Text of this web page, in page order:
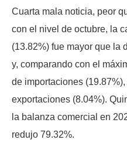
Cuarta mala noticia, peor
con el nivel de octubre, la
(13.82%) fue mayor que la
y, comparando con el
de importaciones
exportaciones (8.04%).
la balanza comercial en
redujo 79.32%.